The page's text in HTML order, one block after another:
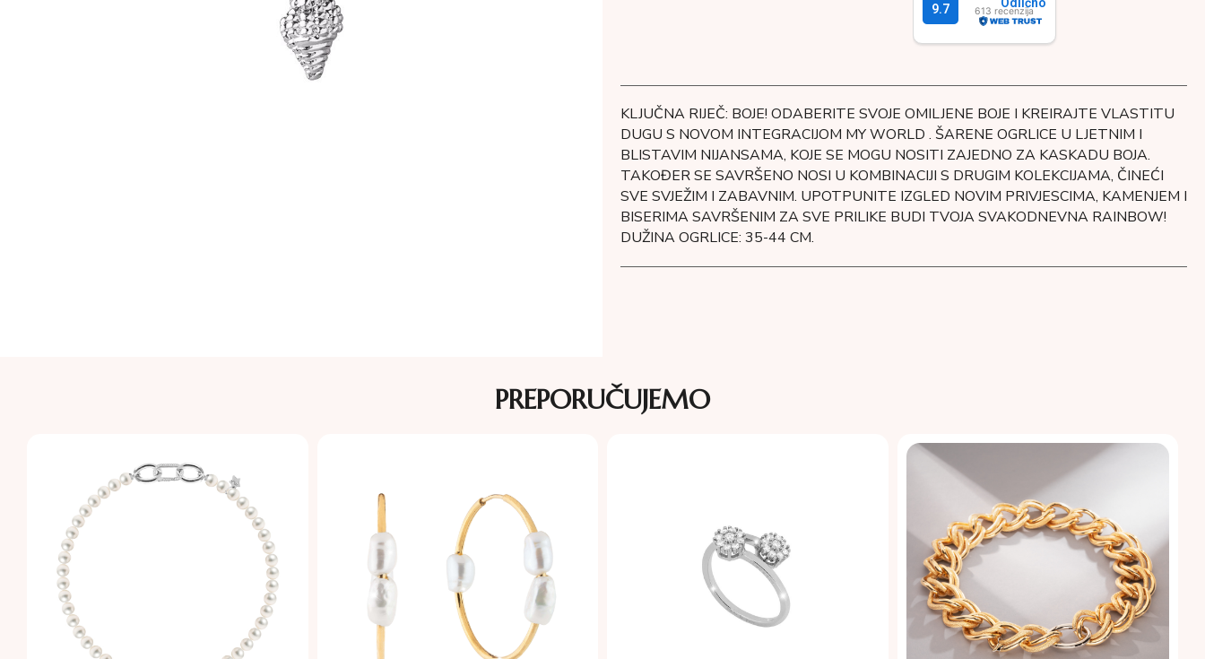
KLJUČNA RIJEČ: BOJE! ODABERITE SVOJE OMILJENE BOJE I KREIRAJTE VLASTITU
DUGU S NOVOM INTEGRACIJOM MY WORLD . ŠARENE OGRLICE U LJETNIM I
BLISTAVIM NIJANSAMA, KOJE SE MOGU NOSITI ZAJEDNO ZA KASKADU BOJA.
TAKOĐER SE SAVRŠENO NOSI U KOMBINACIJI S DRUGIM KOLEKCIJAMA, ČINEĆI
SVE SVJEŽIM I ZABAVNIM. UPOTPUNITE IZGLED NOVIM PRIVJESCIMA, KAMENJEM I
BISERIMA SAVRŠENIM ZA SVE PRILIKE BUDI TVOJA SVAKODNEVNA RAINBOW!
DUŽINA OGRLICE: 35-44 CM.
PREPORUČUJEMO